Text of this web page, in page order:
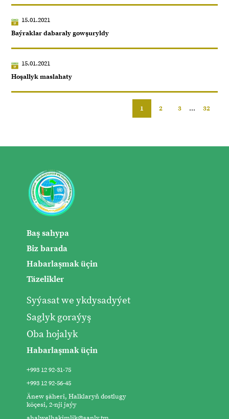
15.01.2021
Baýraklar dabaraly gowşuryldy
15.01.2021
Hoşallyk maslahaty
1 2 3 ... 32
Baş sahypa
Biz barada
Habarlaşmak üçin
Täzelikler
Syýasat we ykdysadyýet
Saglyk goraýyş
Oba hojalyk
Habarlaşmak üçin
+993 12 92-31-75
+993 12 92-56-45
Änew şäheri, Halklaryň dostlugy
köçesi, 2-nji jaýy